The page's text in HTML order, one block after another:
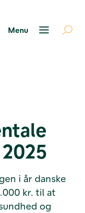
i år danske
kr. til at
og